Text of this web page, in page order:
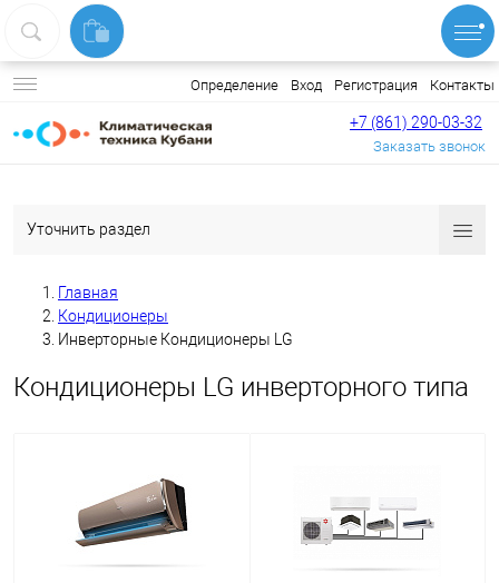
Определение Вход Регистрация Контакты
+7 (861) 290-03-32
Заказать звонок
Уточнить раздел
Главная
Кондиционеры
Инверторные Кондиционеры LG
Кондиционеры LG инверторного типа